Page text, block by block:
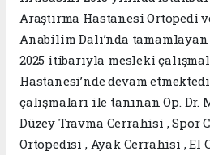
Araştırma Hastanesi Ortopedi
Anabilim Dalı’nda tamamlayan
2025 itibarıyla mesleki
Hastanesi’nde devam
çalışmaları ile tanınan Op. Dr.
Düzey Travma Cerrahisi , Spor
Ortopedisi , Ayak Cerrahisi , El